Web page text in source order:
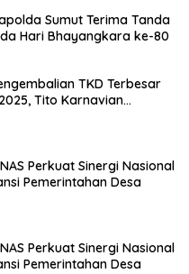
Sumut Terima Tanda
Hari Bhayangkara ke-80
TKD Terbesar
Tito Karnavian
Perkuat Sinergi Nasional
Pemerintahan Desa
Perkuat Sinergi Nasional
Pemerintahan Desa